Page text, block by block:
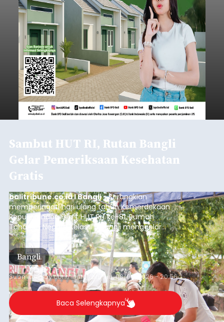
Sambut HUT RI, Rutan Bangli
Gelar Pemeriksaan Kesehatan
Gratis
balitribune.co.id I Bangli -Serangkian
memperingati hari ulang tahun Kemerdekaan
Republik Indonesia ( HUT RI) ke-81, Rumah
Tahanan Negara Kelas II B Bangli menggelar
kegiatan pemeriksaan kesehatan gratis, Rabu
(6/8/2026).
Bangli
Submitted bycontributor Thu, 08/06/2026 - 20:56
Baca Selengkapnya